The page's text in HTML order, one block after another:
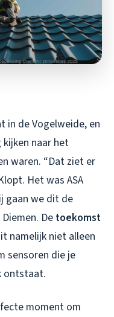
in de Vogelweide, en
naar het
waren. “Dat ziet er
Het was ASA
gaan we dit de
De toekomst
namelijk niet alleen
sensoren die je
ontstaat.
moment om